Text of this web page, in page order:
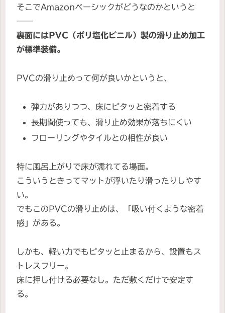
そこでAmazonベーシックがどうなのかというと
──
裏面にはPVC（ポリ塩化ビニル）製の滑り止め加工
が標準装備。
PVCの滑り止めって何が良いかというと、
弾力がありつつ、床にピタッと密着する
長期間使っても、滑り止め効果が落ちにくい
フローリングやタイルとの相性が良い
特に風呂上がりで床が濡れてる場面。
こういうときってマットが浮いたり滑ったりしやす
い。
でもこのPVCの滑り止めは、「吸い付くような密着
感」がある。
しかも、軽い力でもピタッと止まるから、設置もス
トレスフリー。
床に押し付ける必要なし。ただ敷くだけで安定す
る。